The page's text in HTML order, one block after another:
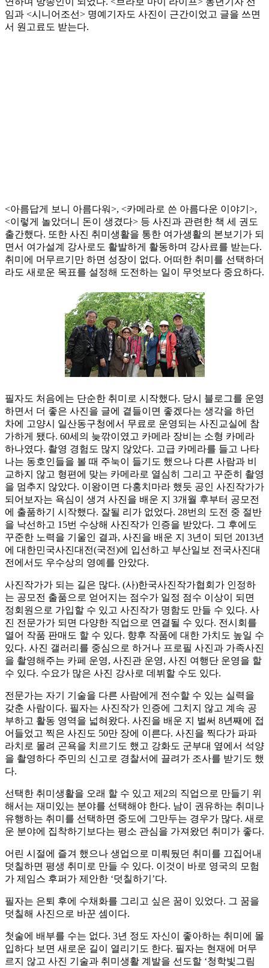
임과 <시니어조선> 명예기자도 사진이 근간이었고 글을 쓰면
서 원고료도 받는다.
<아름답게 보니 아름다워>, <카메라로 쓴 아름다운 이야기>,
<이렇게 놀았더니 돈이 생겼다> 등 사진과 관련한 책 세 권도
출간했다. 또한 사진 취미생활을 통한 여가생활의 본보기가 되
면서 여가설계 강사로도 활발하게 활동하며 강사료를 받는다.
취미에 머무르기만 하면 성장이 없다. 어떠한 취미를 선택하더
라도 새로운 목표를 설정해 도전하는 일이 무엇보다 중요하다.
필자도 처음에는 단순한 취미로 시작했다. 당시 블로그를 운영
하면서 더 좋은 사진을 글에 곁들이면 좋겠다는 생각을 하던
차에 고양시 일산동구청에서 무료로 운영되는 사진교실에 참
가하게 됐다. 60세의 늦깎이였고 카메라 장비는 소형 카메라
하나였다. 촬영 경험도 많지 않았다. 고급 카메라를 들고 나타
나는 동호인들을 볼 때 주눅이 들기도 했으나 다른 사람과 비
교하지 않고 형편에 맞는 카메라로 열심히 그리고 꾸준히 촬영
을 멈추지 않았다. 이왕이면 다홍치마라 했듯 공인 사진작가가
되어보자는 욕심이 생겨 사진을 배운 지 3개월 후부터 공모전
에 출품하기 시작했다. 잘될 리가 없었다. 28번의 도전 중 절반
을 낙선하고 15번 수상해 사진작가 인증을 받았다. 그 후에도
꾸준한 노력을 기울인 결과, 사진을 배운 지 3년이 되던 2013년
에 대한민국사진대전(국전)에 입선하고 부산일보 전국사진대
전에서도 우수상의 영예를 안았다.
사진작가가 되는 길은 많다. (사)한국사진작가협회가 인정하
는 공모전 출품으로 얻어지는 점수가 일정 점수 이상이 되면
정회원으로 가입할 수 있고 사진작가 명함도 만들 수 있다. 사
진 전문가가 되면 다양한 직업으로 연결될 수 있다. 전시회를
열어 작품 판매도 할 수 있다. 향후 작품에 대한 가치도 높일 수
있다. 사진 갤러리를 중심으로 하거나 프로필 사진과 가족사진
을 촬영해주는 카페 운영, 사진관 운영, 사진 여행단 운영을 할
수 있다. 수요가 많은 사진 강사로 데뷔할 수도 있다.
전문가는 자기 기술을 다른 사람에게 전수할 수 있는 실력을
갖춘 사람이다. 필자는 사진작가 인증에 그치지 않고 계속 공
부하고 활동 영역을 넓혀왔다. 사진을 배운 지 벌써 8년째에 접
어들었고 찍은 사진도 50만 장에 이른다. 사진을 찍다가 파파
라치로 몰려 곤욕을 치르기도 했고 강화도 군부대 옆에서 석양
을 촬영하다 주민의 신고로 경찰서에 끌려가 조사를 받기도 했
다.
선택한 취미생활을 오래 할 수 있고 제2의 직업으로 만들기 위
해서는 재미있는 분야를 선택해야 한다. 남이 권유하는 취미나
유행하는 취미를 선택하면 중도에 그만두는 경우가 많다. 새로
운 분야에 집착하기보다는 평소 관심을 가져왔던 취미가 좋다.
어린 시절에 즐겨 했으나 생업으로 미뤄뒀던 취미를 끄집어내
덧칠하면 평생 취미로 만들 수 있다. 이것이 바로 영국의 모험
가 제임스 후퍼가 제안한 ‘덧칠하기’다.
필자는 은퇴 후에 수채화를 그리고 싶은 꿈이 있었다. 그 꿈을
덧칠해 사진으로 바꾼 셈이다.
첫술에 배부를 수는 없다. 3년 정도 자신이 좋아하는 취미에 몰
입하다 보면 새로운 길이 열리기도 한다. 필자는 현재에 머무
르지 않고 사진 기술과 취미생활 계발을 선도할 ‘청학빛그림